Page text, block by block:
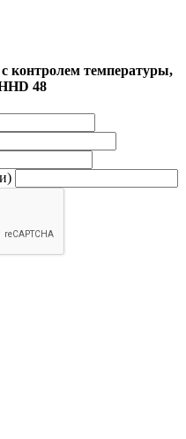
контролем температуры,
48